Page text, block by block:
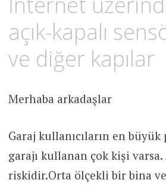
açık-kapalı
ve diğer kapılar
Merhaba arkadaşlar
Garaj kullanıcıların en büyük
garajı kullanan çok kişi
riskidir.Orta ölçekli bir bina